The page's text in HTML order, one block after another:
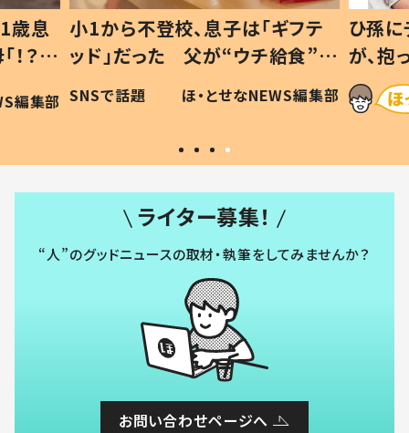
歳息
？」
編集部
小1から不登校、息子は「ギフテ
ッド」だった 父が“ウチ給食”を
作り続ける理由とは #令和の親
#令和の子
SNSで話題 ほ・とせなNEWS編集部
ひ孫
が、
「涙が
い」
ライター募集！
“人”のグッドニュースの取材・執筆をしてみませんか？
お問い合わせページへ